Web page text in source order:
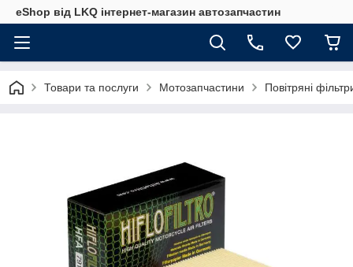
eShop від LKQ інтернет-магазин автозапчастин
Товари та послуги Мотозапчастини Повітряні